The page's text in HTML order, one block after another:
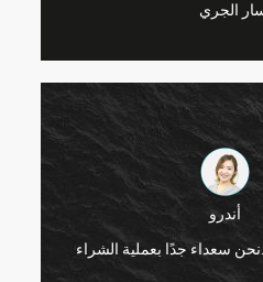
الجري
أندرو
نحن سعداء جدًا بعملية الشراء.